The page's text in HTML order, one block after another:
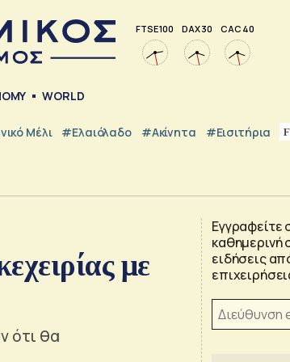
FTSE 100 DAX 30 CAC 40
WORLD
Μέλι #Ελαιόλαδο #Ακίνητα #εισιτήρια
με
ότι θα
Εγγραφείτε
καθημερινή
ειδήσεις